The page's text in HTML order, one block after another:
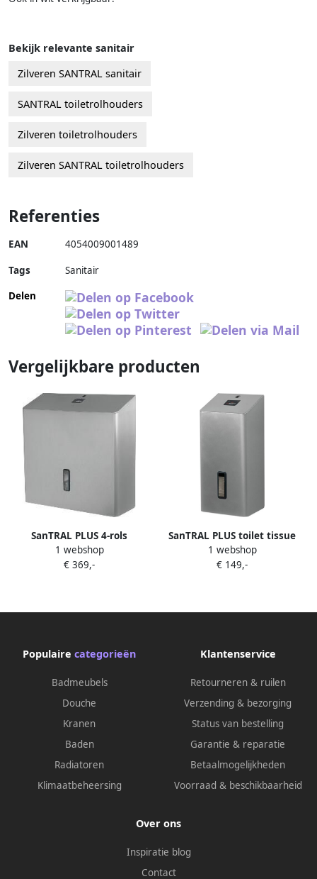
Bekijk relevante sanitair
Zilveren SANTRAL sanitair
SANTRAL toiletrolhouders
Zilveren toiletrolhouders
Zilveren SANTRAL toiletrolhouders
Referenties
EAN 4054009001489
Tags
Sanitair
Delen
Vergelijkbare producten
SanTRAL PLUS 4-rols
toiletrolhouder (standaard
rollen) Smart-Ready RVS
1 webshop
€ 369,-
SanTRAL PLUS toilet tissue
dispenser RVS
1 webshop
€ 149,-
Populaire categorieën
Badmeubels
Douche
Kranen
Baden
Radiatoren
Klimaatbeheersing
Klantenservice
Retourneren & ruilen
Verzending & bezorging
Status van bestelling
Garantie & reparatie
Betaalmogelijkheden
Voorraad & beschikbaarheid
Over ons
Inspiratie blog
Contact